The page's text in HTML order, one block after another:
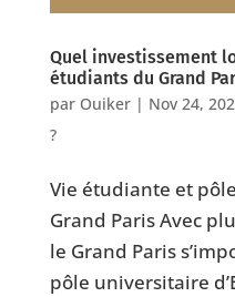
Quel investissement
étudiants du Grand
par Ouiker| Nov 24,
?
Vie étudiante et
Grand Paris Avec
le Grand Paris
pôle universitaire